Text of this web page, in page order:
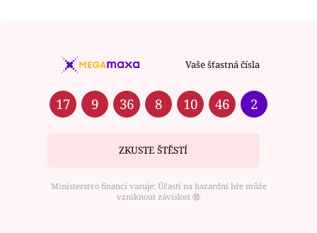
Vaše šťastná čísla
17 9 36 8 10 46 2
ZKUSTE ŠTĚSTÍ
Ministerstvo financí varuje: Účastí na hazardní hře může
vzniknout závislost ⑱